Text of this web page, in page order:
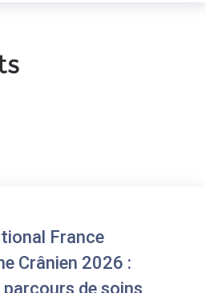
France
Crânien 2026 :
de soins